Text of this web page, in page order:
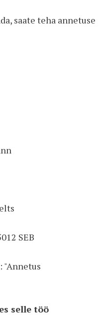
saate teha annetuse
SEB
"Annetus
selle töö